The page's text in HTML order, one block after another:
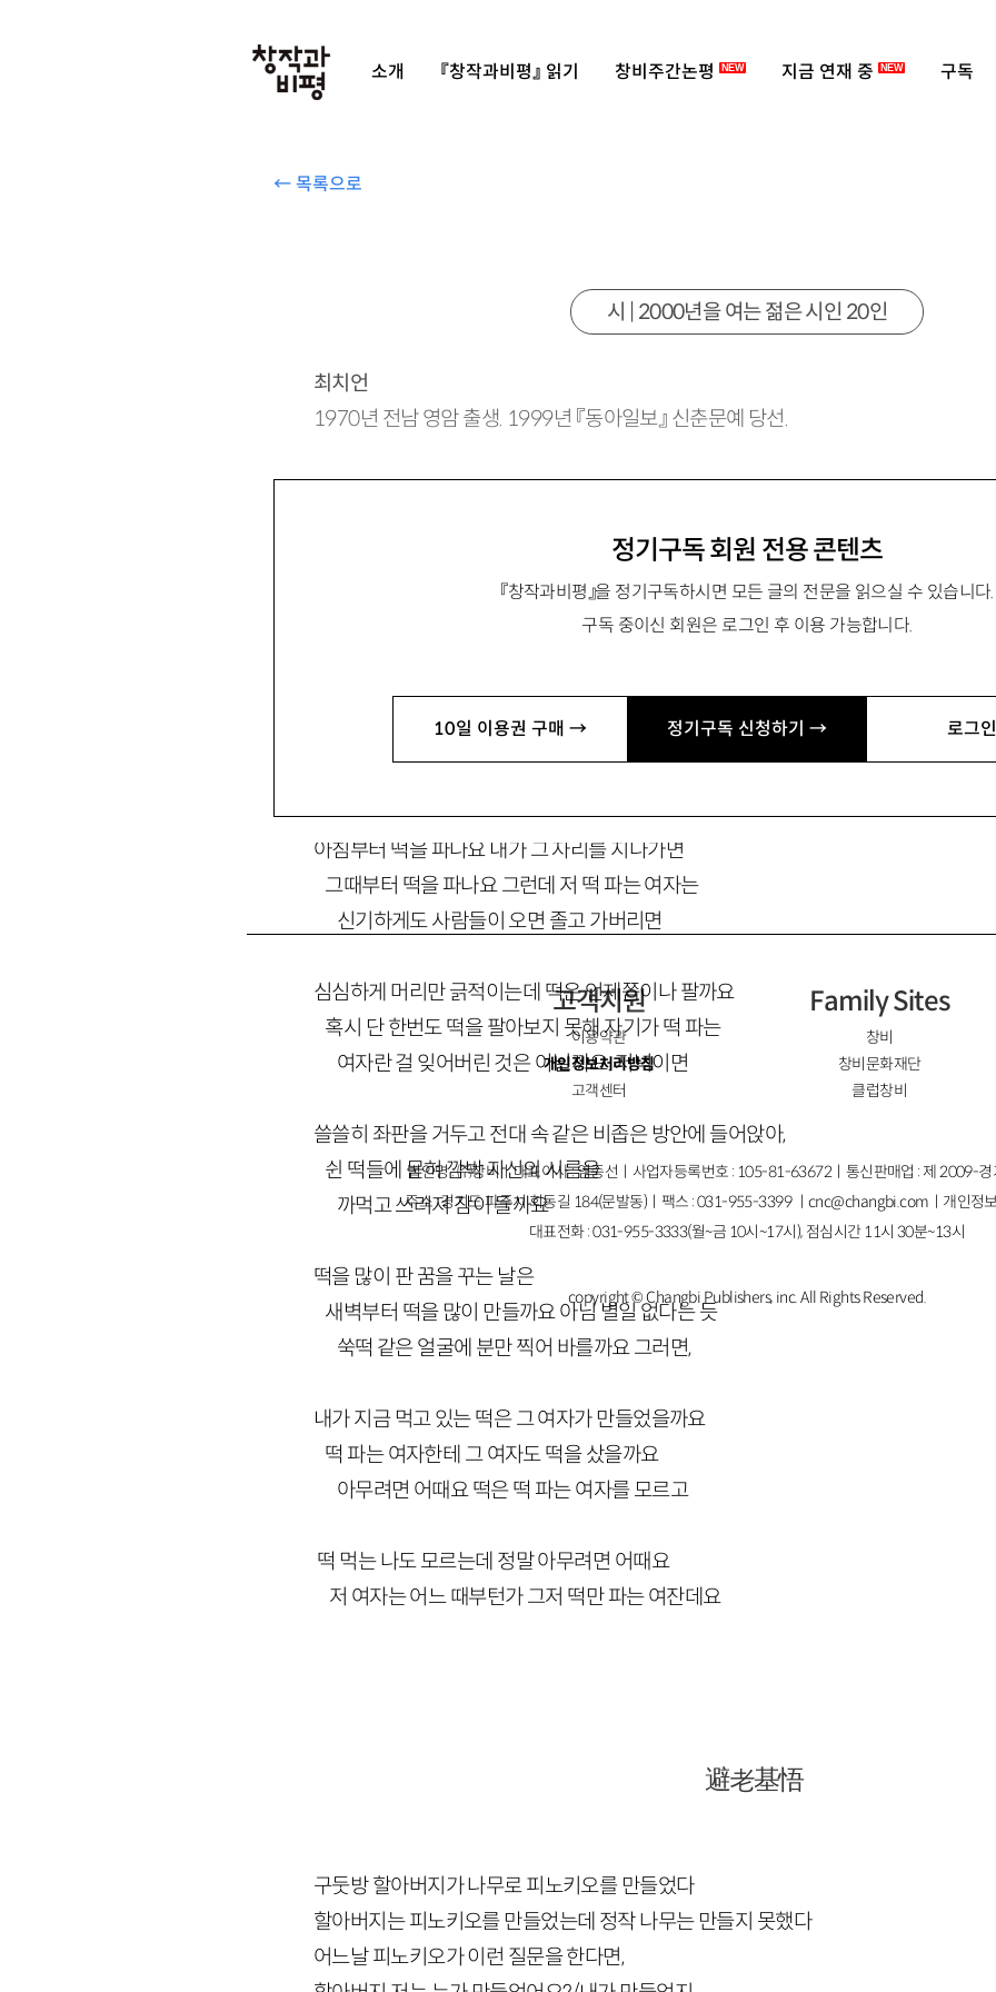
소개 『창작과비평』 읽기 창비주간논평 NEW 지금 연재 중 NEW 구독
← 목록으로
정기구독 회원 전용 콘텐츠
『창작과비평』을 정기구독하시면 모든 글의 전문을 읽으실 수 있습니다.
구독 중이신 회원은 로그인 후 이용 가능합니다.
10일 이용권 구매 → 정기구독 신청하기 → 로그
시 | 2000년을 여는 젊은 시인 20인
최치언
1970년 전남 영암 출생. 1999년 『동아일보』 신춘문예 당선.
여자의 일생
좌판을 먼저 샀을까요 아님 떡을 먼저 만들고
아침부터 떡을 파나요 내가 그 자리를 지나가면
그때부터 떡을 파나요 그런데 저 떡 파는 여자는
신기하게도 사람들이 오면 졸고 가버리면
심심하게 머리만 긁적이는데 떡은 언제쯤이나 팔까요
혹시 단 한번도 떡을 팔아보지 못해 자기가 떡 파는
여자란 걸 잊어버린 것은 아닐까요. 저녁이면
쓸쓸히 좌판을 거두고 전대 속 같은 비좁은 방안에 들어앉아,
쉰 떡들에 묻혀 깜박 자신의 시름을
까먹고 쓰러져 잠이 들까요
떡을 많이 판 꿈을 꾸는 날은
새벽부터 떡을 많이 만들까요 아님 별일 없다는 듯
쑥떡 같은 얼굴에 분만 찍어 바를까요 그러면,
내가 지금 먹고 있는 떡은 그 여자가 만들었을까요
떡 파는 여자한테 그 여자도 떡을 샀을까요
아무려면 어때요 떡은 떡 파는 여자를 모르고
떡 먹는 나도 모르는데 정말 아무려면 어때요
저 여자는 어느 때부턴가 그저 떡만 파는 여잔데요
避老基悟
구둣방 할아버지가 나무로 피노키오를 만들었다
할아버지는 피노키오를 만들었는데 정작 나무는 만들지 못했다
어느날 피노키오가 이런 질문을 한다면,
고객지원
이용약관
개인정보처리방침
고객센터
Family Sites
창비
창비문화재단
클럽창비
법인명 : ㈜창비ㅣ대표이사 : 염종선ㅣ사업자등록번호 : 105-81-63672ㅣ통신판매업 : 제 2009-
주소 : 경기도 파주시 회동길 184(문발동)ㅣ팩스 : 031-955-3399 ㅣcnc@changbi.com ㅣ개인정
대표전화 : 031-955-3333(월~금 10시~17시), 점심시간 11시 30분~13시
copyright © Changbi Publishers, inc. All Rights Reserved.